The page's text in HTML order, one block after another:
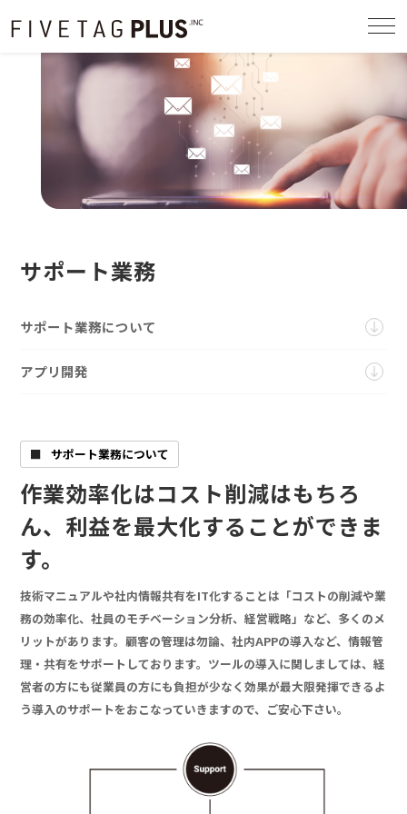
サポート業務
サポート業務について
アプリ開発
サポート業務について
作業効率化はコスト削減はもちろ
ん、 利益を最大化することができま
す。
技術マニュアルや社内情報共有をIT化することは「コストの削減や業
務の効率化、社員のモチベーション分析、経営戦略」など、 多くのメ
リットがあります。顧客の管理は勿論、社内APPの導入など、情報管
理・共有をサポートしております。 ツールの導入に関しましては、経
営者の方にも従業員の方にも負担が少なく効果が最大限発揮できるよ
う導入のサポートをおこなっていきますので、ご安心下さい。